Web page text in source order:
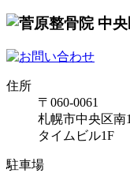
住所
〒060-0061
札幌市中央区南
タイムビル1F
駐車場